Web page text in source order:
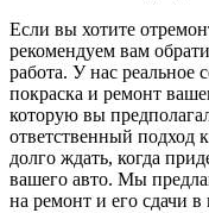
Если вы хотите
рекомендуем вам
работа. У нас реальное
покраска и ремонт
которую вы
ответственный подход
долго ждать, когда
вашего авто. Мы
на ремонт и его сдачи в